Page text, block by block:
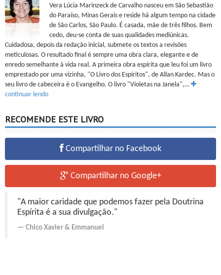
Vera Lúcia Marinzeck de Carvalho nasceu em São Sebastião
do Paraíso, Minas Gerais e reside há algum tempo na cidade
de São Carlos, São Paulo. É casada, mãe de três filhos. Bem
cedo, deu-se conta de suas qualidades mediúnicas.
Cuidadosa, depois da redação inicial, submete os textos a revisões
meticulosas. O resultado final é sempre uma obra clara, elegante e de
enredo semelhante à vida real. A primeira obra espírita que leu foi um livro
emprestado por uma vizinha, "O Livro dos Espíritos", de Allan Kardec. Mas o
seu livro de cabeceira é o Evangelho. O livro "Violetas na Janela",…
continuar lendo
RECOMENDE ESTE LIVRO
Compartilhar no Facebook
Compartilhar no Google+
"A maior caridade que podemos fazer pela Doutrina
Espírita é a sua divulgação."
Chico Xavier & Emmanuel